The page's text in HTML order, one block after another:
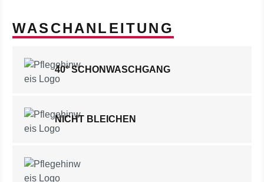
WASCHANLEITUNG
40° SCHONWASCHGANG
NICHT BLEICHEN